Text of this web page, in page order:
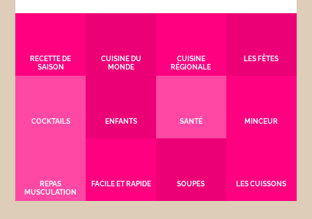
RECETTE DE
SAISON
CUISINE DU
MONDE
CUISINE
RÉGIONALE
LES FÊTES
COCKTAILS ENFANTS SANTÉ MINCEUR
REPAS
MUSCULATION
FACILE ET RAPIDE SOUPES LES CUISSONS